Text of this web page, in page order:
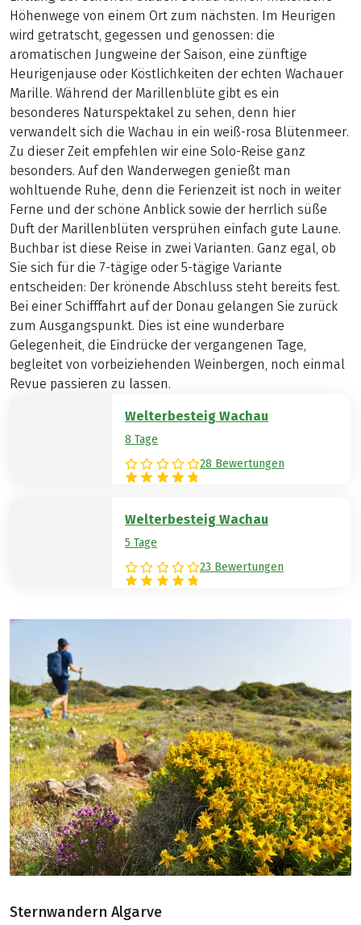
Höhenwege von einem Ort zum nächsten. Im Heurigen
wird getratscht, gegessen und genossen: die
aromatischen Jungweine der Saison, eine zünftige
Heurigenjause oder Köstlichkeiten der echten Wachauer
Marille. Während der Marillenblüte gibt es ein
besonderes Naturspektakel zu sehen, denn hier
verwandelt sich die Wachau in ein weiß-rosa Blütenmeer.
Zu dieser Zeit empfehlen wir eine Solo-Reise ganz
besonders. Auf den Wanderwegen genießt man
wohltuende Ruhe, denn die Ferienzeit ist noch in weiter
Ferne und der schöne Anblick sowie der herrlich süße
Duft der Marillenblüten versprühen einfach gute Laune.
Buchbar ist diese Reise in zwei Varianten. Ganz egal, ob
Sie sich für die 7-tägige oder 5-tägige Variante
entscheiden: Der krönende Abschluss steht bereits fest.
Bei einer Schifffahrt auf der Donau gelangen Sie zurück
zum Ausgangspunkt. Dies ist eine wunderbare
Gelegenheit, die Eindrücke der vergangenen Tage,
begleitet von vorbeiziehenden Weinbergen, noch einmal
Revue passieren zu lassen.
Welterbesteig Wachau
8 Tage
28 Bewertungen
Welterbesteig Wachau
5 Tage
23 Bewertungen
Sternwandern Algarve